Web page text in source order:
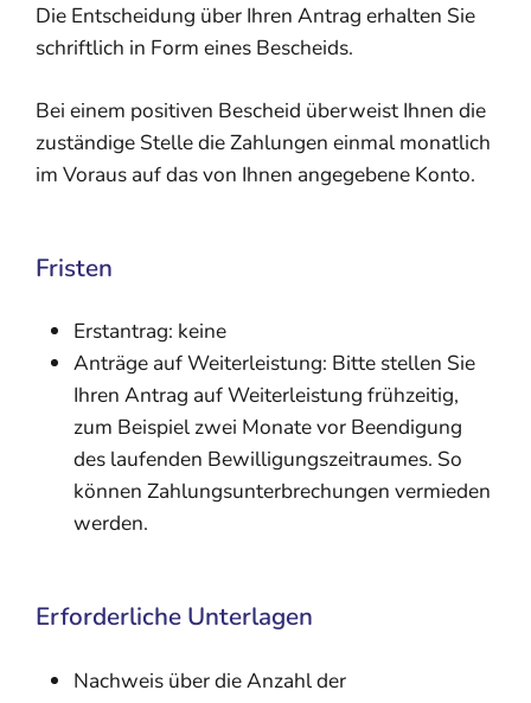
Die Entscheidung über Ihren Antrag erhalten Sie
schriftlich in Form eines Bescheids.
Bei einem positiven Bescheid überweist Ihnen die
zuständige Stelle die Zahlungen einmal monatlich
im Voraus auf das von Ihnen angegebene Konto.
Fristen
Erstantrag: keine
Anträge auf Weiterleistung: Bitte stellen Sie
Ihren Antrag auf Weiterleistung frühzeitig,
zum Beispiel zwei Monate vor Beendigung
des laufenden Bewilligungszeitraumes. So
können Zahlungsunterbrechungen vermieden
werden.
Erforderliche Unterlagen
Nachweis über die Anzahl der